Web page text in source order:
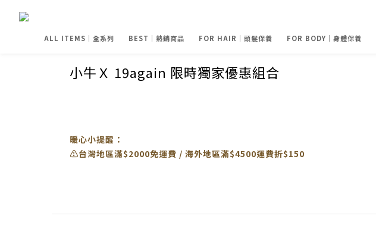
ALL ITEMS｜全系列 BEST｜熱銷商品 FOR HAIR｜頭髮保養 FOR BODY｜身體保養
小牛Ｘ 19again 限時獨家優惠組合
暖心小提醒：
⚠️台灣地區滿$2000免運費 / 海外地區滿$4500運費折$150